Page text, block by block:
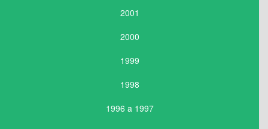
2001
2000
1999
1998
1996 a 1997